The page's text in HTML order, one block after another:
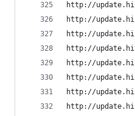
http://
http://
http://
http://
http://
http://
http://
http://